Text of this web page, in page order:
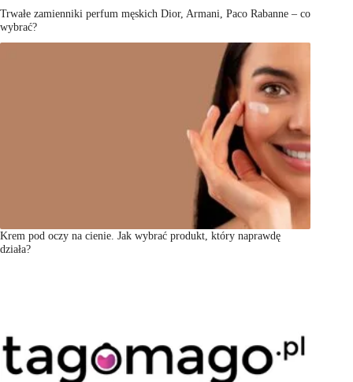
Trwałe zamienniki perfum męskich Dior, Armani, Paco Rabanne – co
wybrać?
Krem pod oczy na cienie. Jak wybrać produkt, który naprawdę
działa?